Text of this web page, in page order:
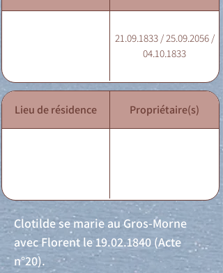
21.09.1833 / 25.09.2056 /
04.10.1833
Lieu de résidence Propriétaire(s)
Clotilde se marie au Gros-Morne
avec Florent le19.02.1840 (Acte
n°20).